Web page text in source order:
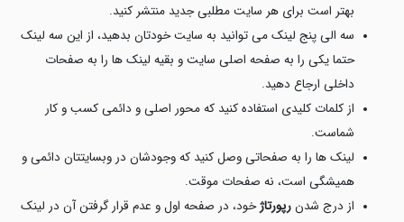
بهتر است برای هر سایت مطلبی جدید منتشر کنید.
سه الی پنج لینک می توانید به سایت خودتان بدهید، از این سه لینک
حتما یکی را به صفحه اصلی سایت و بقیه لینک ها را به صفحات
داخلی ارجاع دهید.
از کلمات کلیدی استفاده کنید که محور اصلی و دائمی کسب و کار
شماست.
لینک ها را به صفحاتی وصل کنید که وجودشان در وبسایتتان دائمی و
همیشگی است، نه صفحات موقت.
از درج شدنرپورتاژخود، در صفحه اول و عدم قرار گرفتن آن در لینک